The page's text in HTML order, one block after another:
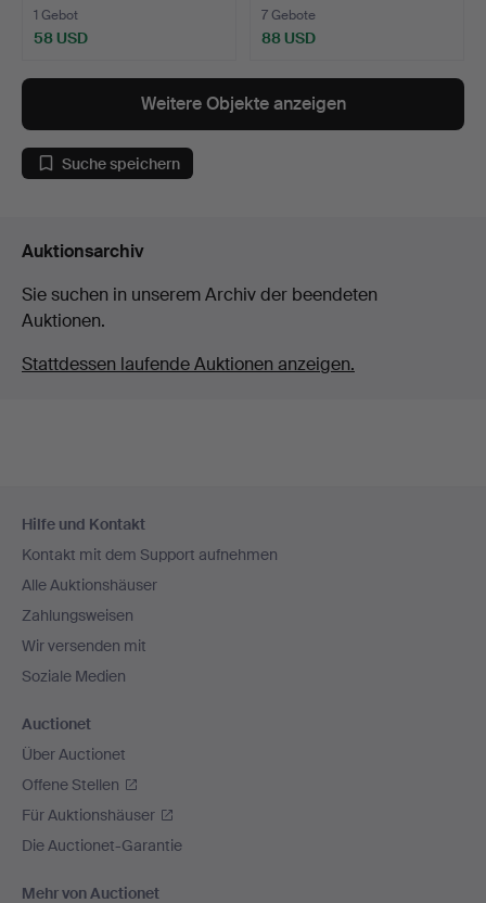
1 Gebot
58 USD
7 Gebote
88 USD
Weitere Objekte anzeigen
Suche speichern
Auktionsarchiv
Sie suchen in unserem Archiv der beendeten
Auktionen.
Stattdessen laufende Auktionen anzeigen.
Navigation
Hilfe und Kontakt
Kontakt mit dem Support aufnehmen
Alle Auktionshäuser
Zahlungsweisen
Wir versenden mit
Soziale Medien
Auctionet
Über Auctionet
Offene Stellen
Für Auktionshäuser
Die Auctionet-Garantie
Mehr von Auctionet